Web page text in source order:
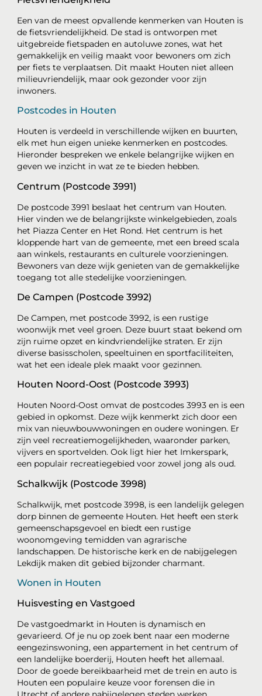
Een van de meest opvallende kenmerken van Houten is
de fietsvriendelijkheid. De stad is ontworpen met
uitgebreide fietspaden en autoluwe zones, wat het
gemakkelijk en veilig maakt voor bewoners om zich
per fiets te verplaatsen. Dit maakt Houten niet alleen
milieuvriendelijk, maar ook gezonder voor zijn
inwoners.
Postcodes in Houten
Houten is verdeeld in verschillende wijken en buurten,
elk met hun eigen unieke kenmerken en postcodes.
Hieronder bespreken we enkele belangrijke wijken en
geven we inzicht in wat ze te bieden hebben.
Centrum (Postcode 3991)
De postcode 3991 beslaat het centrum van Houten.
Hier vinden we de belangrijkste winkelgebieden, zoals
het Piazza Center en Het Rond. Het centrum is het
kloppende hart van de gemeente, met een breed scala
aan winkels, restaurants en culturele voorzieningen.
Bewoners van deze wijk genieten van de gemakkelijke
toegang tot alle stedelijke voorzieningen.
De Campen (Postcode 3992)
De Campen, met postcode 3992, is een rustige
woonwijk met veel groen. Deze buurt staat bekend om
zijn ruime opzet en kindvriendelijke straten. Er zijn
diverse basisscholen, speeltuinen en sportfaciliteiten,
wat het een ideale plek maakt voor gezinnen.
Houten Noord-Oost (Postcode 3993)
Houten Noord-Oost omvat de postcodes 3993 en is een
gebied in opkomst. Deze wijk kenmerkt zich door een
mix van nieuwbouwwoningen en oudere woningen. Er
zijn veel recreatiemogelijkheden, waaronder parken,
vijvers en sportvelden. Ook ligt hier het Imkerspark,
een populair recreatiegebied voor zowel jong als oud.
Schalkwijk (Postcode 3998)
Schalkwijk, met postcode 3998, is een landelijk gelegen
dorp binnen de gemeente Houten. Het heeft een sterk
gemeenschapsgevoel en biedt een rustige
woonomgeving temidden van agrarische
landschappen. De historische kerk en de nabijgelegen
Lekdijk maken dit gebied bijzonder charmant.
Wonen in Houten
Huisvesting en Vastgoed
De vastgoedmarkt in Houten is dynamisch en
gevarieerd. Of je nu op zoek bent naar een moderne
eengezinswoning, een appartement in het centrum of
een landelijke boerderij, Houten heeft het allemaal.
Door de goede bereikbaarheid met de trein en auto is
Houten een populaire keuze voor forensen die in